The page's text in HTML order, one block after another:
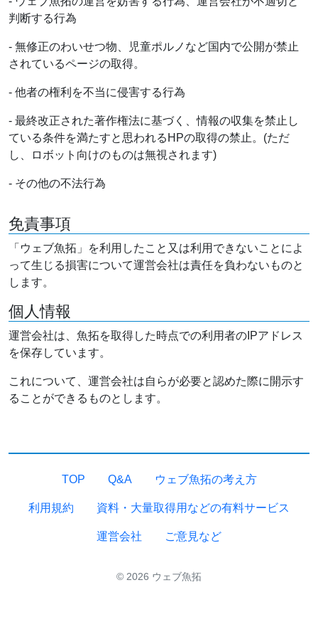
判断する行為
- 無修正のわいせつ物、児童ポルノなど国内で公開が禁止
されているページの取得。
- 他者の権利を不当に侵害する行為
- 最終改正された著作権法に基づく、情報の収集を禁止し
ている条件を満たすと思われるHPの取得の禁止。(ただ
し、ロボット向けのものは無視されます)
- その他の不法行為
免責事項
「ウェブ魚拓」を利用したこと又は利用できないことによ
って生じる損害について運営会社は責任を負わないものと
します。
個人情報
運営会社は、魚拓を取得した時点での利用者のIPアドレス
を保存しています。
これについて、運営会社は自らが必要と認めた際に開示す
ることができるものとします。
TOP Q&A ウェブ魚拓の考え方
利用規約 資料・大量取得用などの有料サービス
運営会社 ご意見など
© 2026 ウェブ魚拓